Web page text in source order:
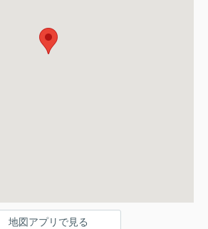
地図アプリで見る